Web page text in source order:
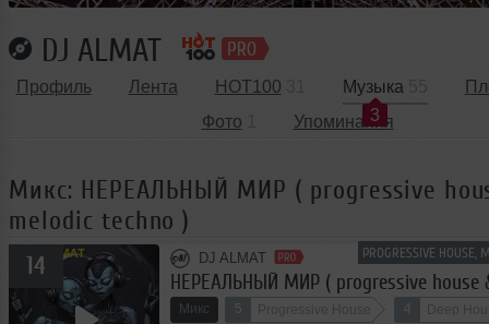
DJ ALMAT
Профиль Лента HOT100
Музыка
3
Фото
Упоминания
Микс: НЕРЕАЛЬНЫЙ МИР ( progressive
melodic techno )
PROGRESSIVE
14 DJ ALMAT
Микс 5 Progressive House Deep